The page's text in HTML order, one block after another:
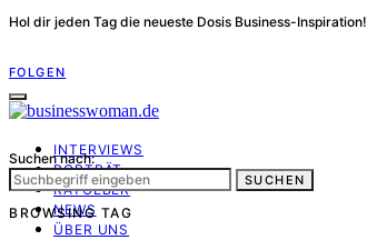
Hol dir jeden Tag die neueste Dosis Business-Inspiration!
FOLGEN
INTERVIEWS
PORTRÄT
RATGEBER
NEWS
ÜBER UNS
Suchen nach:
SUCHEN
BROWSING TAG